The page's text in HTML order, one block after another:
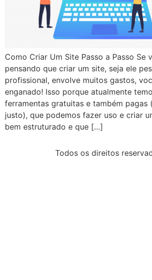
Como Criar Um Site Passo a Passo Se
pensando que criar um site, seja ele
profissional, envolve muitos gastos,
enganado! Isso porque atualmente
ferramentas gratuitas e também pagas
justo), que podemos fazer uso e criar
bem estruturado e que […]
Todos os direitos